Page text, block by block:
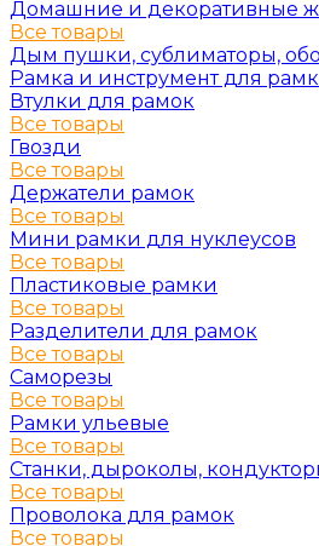
Домашние и декоративные
Все товары
Дым пушки, сублиматоры,
Рамка и инструмент для
Втулки для рамок
Все товары
Гвозди
Все товары
Держатели рамок
Все товары
Мини рамки для нуклеусов
Все товары
Пластиковые рамки
Все товары
Разделители для рамок
Все товары
Саморезы
Все товары
Рамки ульевые
Все товары
Станки, дыроколы,
Все товары
Проволока для рамок
Все товары